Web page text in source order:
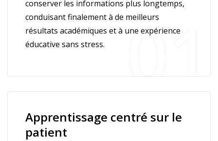
conserver les informations plus longtemps,
conduisant finalement à de meilleurs
résultats académiques et à une expérience
éducative sans stress.
Apprentissage centré sur le
patient